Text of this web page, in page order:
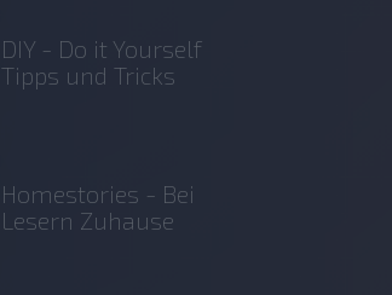
DIY - Do it Yourself
Tipps und Tricks
Homestories - Bei
Lesern Zuhause